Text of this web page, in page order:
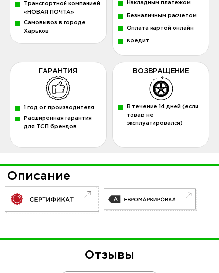
Транспортной компанией
«НОВАЯ ПОЧТА»
Самовывоз в городе
Харьков
Накладным платежом
Безналичным расчетом
Оплата картой онлайн
Кредит
ГАРАНТИЯ
1 год от производителя
Расширенная гарантия
для ТОП брендов
ВОЗВРАЩЕНИЕ
В течение 14 дней (если
товар не
эксплуатировался)
Описание
Отзывы